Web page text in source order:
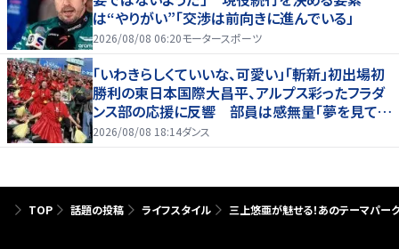
は“やりがい”「交渉は前向きに進んでいる」
2026/08/08 06:20モータースポーツ
「いわきらしくていいな、可愛い」「斬新」初出場初
勝利の東日本国際大昌平、アルプス彩ったフラダ
ンス部の応援に反響 部員は感無量「夢を見てい
るよう」
2026/08/08 18:14ダンス
TOP 話題の投稿 ライフスタイル 三上悠亜が魅せる！あのテーマパー